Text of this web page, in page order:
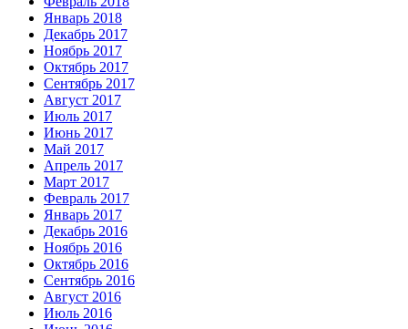
Январь 2018
Декабрь 2017
Ноябрь 2017
Октябрь 2017
Сентябрь 2017
Август 2017
Июль 2017
Июнь 2017
Май 2017
Апрель 2017
Март 2017
Февраль 2017
Январь 2017
Декабрь 2016
Ноябрь 2016
Октябрь 2016
Сентябрь 2016
Август 2016
Июль 2016